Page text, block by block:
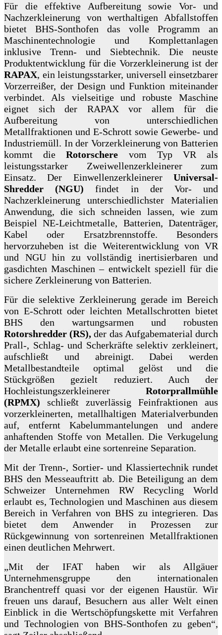
Für die effektive Aufbereitung sowie Vor- und
Nachzerkleinerung von werthaltigen Abfallstoffen
bietet BHS-Sonthofen das volle Programm an
Maschinentechnologie und Komplettanlagen
inklusive Trenn- und Siebtechnik. Die neuste
Produktentwicklung für die Vorzerkleinerung ist der
RAPAX, ein leistungsstarker, universell einsetzbarer
Vorzerreißer, der Design und Funktion miteinander
verbindet. Als vielseitige und robuste Maschine
eignet sich der RAPAX vor allem für die
Aufbereitung von unterschiedlichen
Metallfraktionen und E-Schrott sowie Gewerbe- und
Industriemüll. In der Vorzerkleinerung von Batterien
kommt dieRotorschere vom Typ VR als
leistungsstarker Zweiwellenzerkleinerer zum
Einsatz. Der Einwellenzerkleinerer Universal-
Shredder
(NGU) findet in der Vor- und
Nachzerkleinerung unterschiedlichster Materialien
Anwendung, die sich schneiden lassen, wie zum
Beispiel NE-Leichtmetalle, Batterien, Datenträger,
Kabel oder Ersatzbrennstoffe. Besonders
hervorzuheben ist die Weiterentwicklung von VR
und NGU hin zu vollständig inertisierbaren und
gasdichten Maschinen – entwickelt speziell für die
sichere Zerkleinerung von Batterien.
Für die selektive Zerkleinerung gerade im Bereich
von E-Schrott oder leichten Metallschrotten bietet
BHS den wartungsarmen und robusten
Rotorshredder (RS), der das Aufgabematerial durch
Prall-, Schlag- und Scherkräfte selektiv zerkleinert,
aufschließt und abreinigt. Dabei werden
Metallbestandteile optimal gelöst und die
Stückgrößen gezielt reduziert. Auch der
Hochleistungszerkleinerer Rotorprallmühle
(RPMX) schließt zuverlässig Feinfraktionen aus
vorzerkleinerten, metallhaltigen Materialverbunden
auf, entfernt Kabelummantelungen und andere
anhaftenden Stoffe von Metallen. Die Verkugelung
der Metalle erlaubt eine sortenreine Separation.
Mit der Trenn-, Sortier- und Klassiertechnik rundet
BHS den Messeauftritt ab. Die Beteiligung an dem
Schweizer Unternehmen RW Recycling World
erlaubt es, Technologien und Maschinen aus diesem
Bereich in Verfahren von BHS zu integrieren. Das
bietet dem Anwender in Prozessen zur
Rückgewinnung von sortenreinen Metallfraktionen
einen deutlichen Mehrwert.
„Mit der IFAT haben wir als Allgäuer
Unternehmensgruppe den internationalen
Branchentreff quasi vor der eigenen Haustür. Wir
freuen uns darauf, Besuchern aus aller Welt einen
Einblick in die Wertschöpfungskette mit Verfahren
und Technologien von BHS-Sonthofen zu geben“,